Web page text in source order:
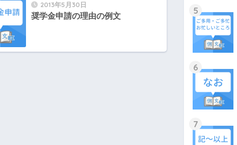
2013年5月30日
奨学金申請の理由の例文
5
6
7